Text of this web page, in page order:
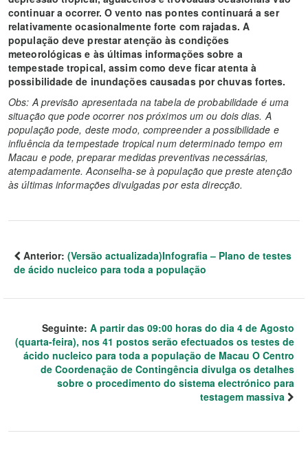
continuar a ocorrer. O vento nas pontes continuará a ser
relativamente ocasionalmente forte com rajadas. A
população deve prestar atenção às condições
meteorológicas e às últimas informações sobre a
tempestade tropical, assim como deve ficar atenta à
possibilidade de inundações causadas por chuvas fortes.
Obs: A previsão apresentada na tabela de probabilidade é uma
situação que pode ocorrer nos próximos um ou dois dias. A
população pode, deste modo, compreender a possibilidade e
influência da tempestade tropical num determinado tempo em
Macau e pode, preparar medidas preventivas necessárias,
atempadamente. Aconselha-se à população que preste atenção
às últimas informações divulgadas por esta direcção.
Anterior: (Versão actualizada)Infografia – Plano de testes
de ácido nucleico para toda a população
Seguinte: A partir das 09:00 horas do dia 4 de Agosto
(quarta-feira), nos 41 postos serão efectuados os testes de
ácido nucleico para toda a população de Macau O Centro
de Coordenação de Contingência divulga os detalhes
sobre o procedimento do sistema electrónico para
testagem massiva